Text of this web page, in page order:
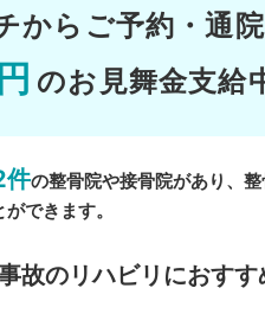
から ご予約・通
円 のお見舞金支給
件の整骨院や接骨院があり、
できます。
故のリハビリにおす